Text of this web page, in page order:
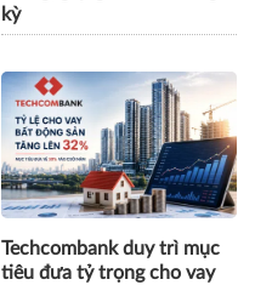
kỳ
Techcombank duy trì mục
tiêu đưa tỷ trọng cho vay